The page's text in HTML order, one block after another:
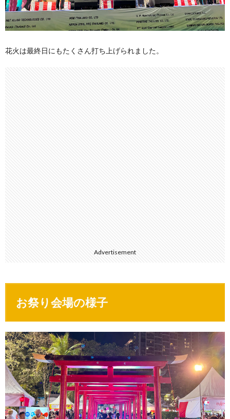
花火は最終日にもたくさん打ち上げられました。
Advertisement
お祭り会場の様子